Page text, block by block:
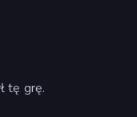
tę grę.